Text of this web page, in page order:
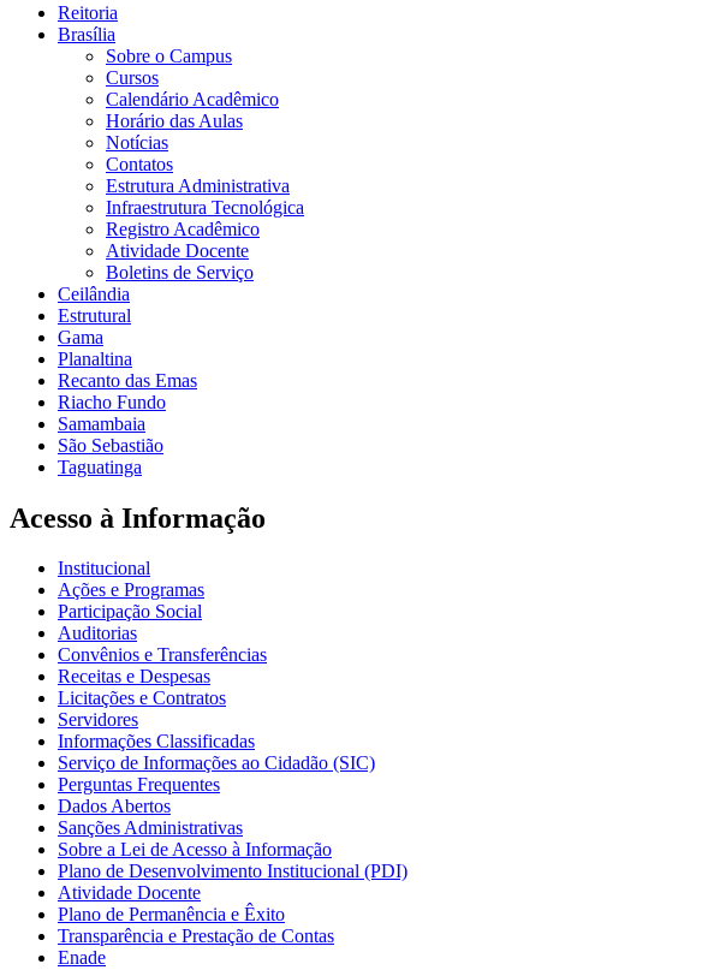
Reitoria
Brasília
Sobre o Campus
Cursos
Calendário Acadêmico
Horário das Aulas
Notícias
Contatos
Estrutura Administrativa
Infraestrutura Tecnológica
Registro Acadêmico
Atividade Docente
Boletins de Serviço
Ceilândia
Estrutural
Gama
Planaltina
Recanto das Emas
Riacho Fundo
Samambaia
São Sebastião
Taguatinga
Acesso à Informação
Institucional
Ações e Programas
Participação Social
Auditorias
Convênios e Transferências
Receitas e Despesas
Licitações e Contratos
Servidores
Informações Classificadas
Serviço de Informações ao Cidadão (SIC)
Perguntas Frequentes
Dados Abertos
Sanções Administrativas
Sobre a Lei de Acesso à Informação
Plano de Desenvolvimento Institucional (PDI)
Atividade Docente
Plano de Permanência e Êxito
Transparência e Prestação de Contas
Enade